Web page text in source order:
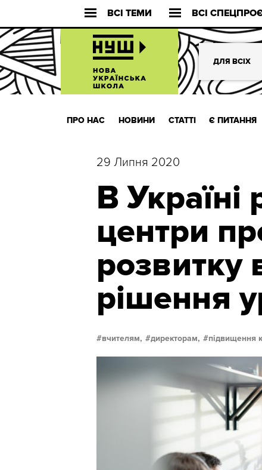
ВСІ ТЕМИ ВСІ
ДЛЯ ВСІХ
ПРО НАС НОВИНИ СТАТТІ Є ПИТАННЯ
29 Липня 2020
В Україні
центри
розвитку
рішення
вчителям, директорам, підвищення